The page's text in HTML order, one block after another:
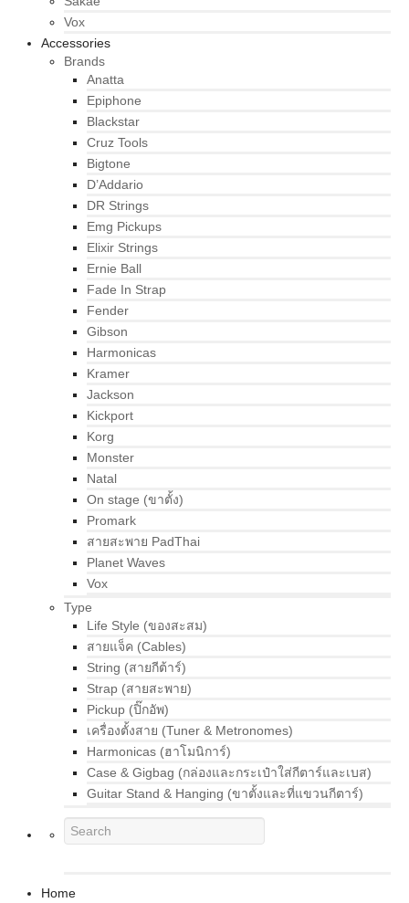
Vox
Accessories
Brands
Anatta
Epiphone
Blackstar
Cruz Tools
Bigtone
D’Addario
DR Strings
Emg Pickups
Elixir Strings
Ernie Ball
Fade In Strap
Fender
Gibson
Harmonicas
Kramer
Jackson
Kickport
Korg
Monster
Natal
On stage (ขาตั้ง)
Promark
สายสะพาย PadThai
Planet Waves
Vox
Type
Life Style (ของสะสม)
สายแจ็ค (Cables)
String (สายกีต้าร์)
Strap (สายสะพาย)
Pickup (ปิ๊กอัพ)
เครื่องตั้งสาย (Tuner & Metronomes)
Harmonicas (ฮาโมนิการ์)
Case & Gigbag (กล่องและกระเป๋าใส่กีตาร์และเบส)
Guitar Stand & Hanging (ขาตั้งและที่แขวนกีตาร์)
Home